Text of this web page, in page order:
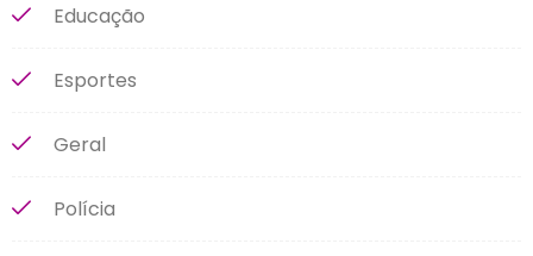
Educação
Esportes
Geral
Polícia